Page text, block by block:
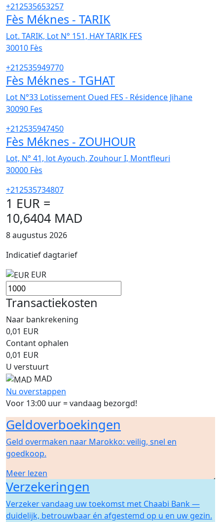
+212535653257
Fès Méknes - TARIK
Lot. TARIK, Lot N° 151, HAY TARIK FES
30010 Fès
+212535949770
Fès Méknes - TGHAT
Lot N°33 Lotissement Oued FES - Résidence Jihane
30090 Fes
+212535947450
Fès Méknes - ZOUHOUR
Lot, N° 41, lot Ayouch, Zouhour I, Montfleuri
30000 Fès
+212535734807
1 EUR =
10,6404 MAD
8 augustus 2026
Indicatief dagtarief
EUR
Transactiekosten
Naar bankrekening
0,01 EUR
Contant ophalen
0,01 EUR
U verstuurt
MAD
Nu overstappen
Voor 13:00 uur = vandaag bezorgd!
Geldoverboekingen
Geld overmaken naar Marokko: veilig, snel en
goedkoop.
Meer lezen
Verzekeringen
Verzeker vandaag uw toekomst met Chaabi Bank —
duidelijk, betrouwbaar én afgestemd op u en uw gezin.